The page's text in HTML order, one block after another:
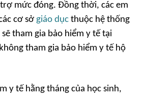
mức đóng. Đồng thời, các em
cơ sở giáo dục thuộc hệ thống
tham gia bảo hiểm y tế tại
tham gia bảo hiểm y tế hộ
y tế hằng tháng của học sinh,